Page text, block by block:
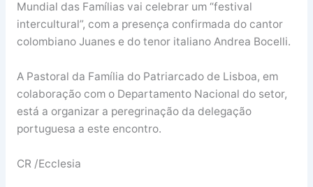
Mundial das Famílias vai celebrar um “festival
intercultural”, com a presença confirmada do cantor
colombiano Juanes e do tenor italiano Andrea Bocelli.
A Pastoral da Família do Patriarcado de Lisboa, em
colaboração com o Departamento Nacional do setor,
está a organizar a peregrinação da delegação
portuguesa a este encontro.
CR /Ecclesia